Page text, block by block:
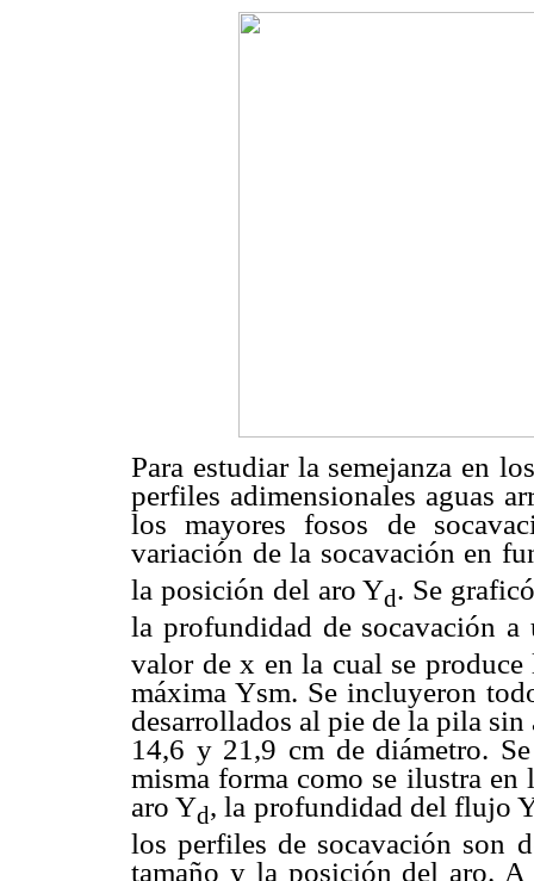
Para estudiar la semejanza en
perfiles adimensionales aguas
los mayores fosos de
variación de la socavación en
la posición del aro Yd. Se
la profundidad de socavación
valor de x en la cual se
máxima Ysm. Se incluyeron
desarrollados al pie de la pila
14,6 y 21,9 cm de diámetro.
misma forma como se ilustra
aro Yd, la profundidad del flujo
los perfiles de socavación son
tamaño y la posición del aro.